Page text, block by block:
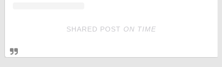
SHARED POST ON TIME